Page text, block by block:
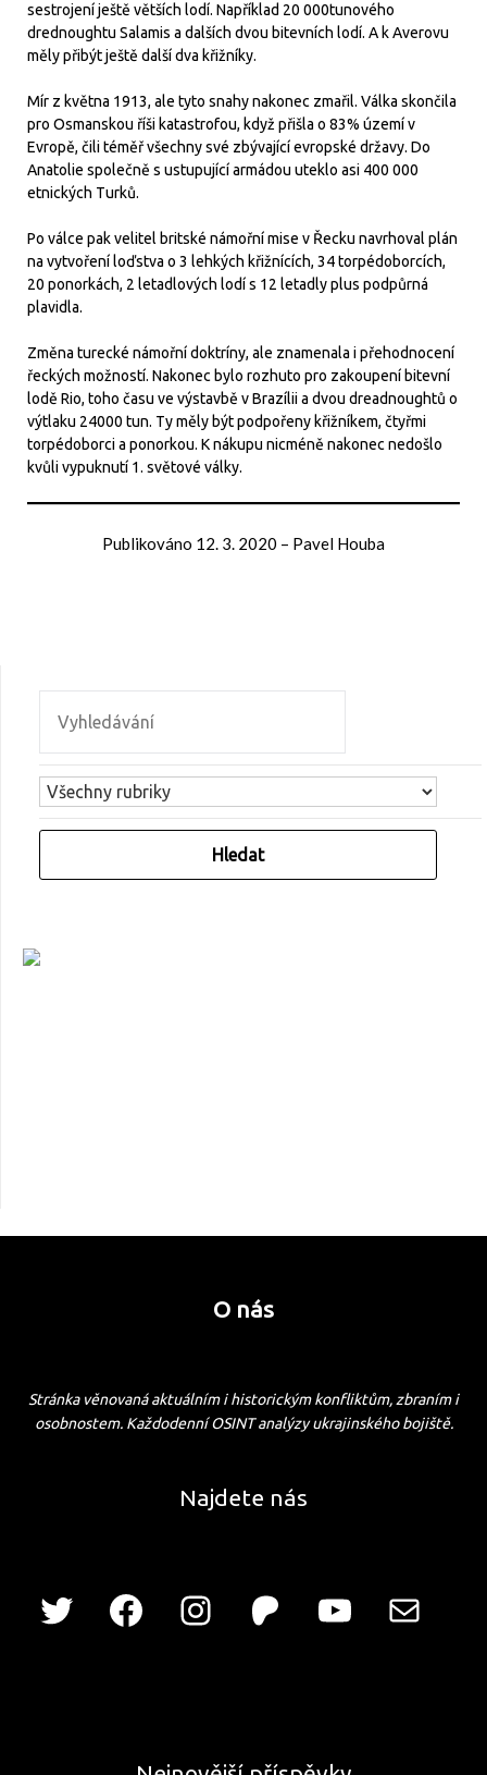
sestrojení ještě větších lodí. Například 20 000tunového
drednoughtu Salamis a dalších dvou bitevních lodí. A k Averovu
měly přibýt ještě další dva křižníky.
Mír z května 1913, ale tyto snahy nakonec zmařil. Válka skončila
pro Osmanskou říši katastrofou, když přišla o 83% území v
Evropě, čili téměř všechny své zbývající evropské državy. Do
Anatolie společně s ustupující armádou uteklo asi 400 000
etnických Turků.
Po válce pak velitel britské námořní mise v Řecku navrhoval plán
na vytvoření loďstva o 3 lehkých křižnících, 34 torpédoborcích,
20 ponorkách, 2 letadlových lodí s 12 letadly plus podpůrná
plavidla.
Změna turecké námořní doktríny, ale znamenala i přehodnocení
řeckých možností. Nakonec bylo rozhuto pro zakoupení bitevní
lodě Rio, toho času ve výstavbě v Brazílii a dvou dreadnoughtů o
výtlaku 24000 tun. Ty měly být podpořeny křižníkem, čtyřmi
torpédoborci a ponorkou. K nákupu nicméně nakonec nedošlo
kvůli vypuknutí 1. světové války.
Publikováno 12. 3. 2020 – Pavel Houba
O nás
Stránka věnovaná aktuálním i historickým konfliktům, zbraním i
osobnostem. Každodenní OSINT analýzy ukrajinského bojiště.
Najdete nás